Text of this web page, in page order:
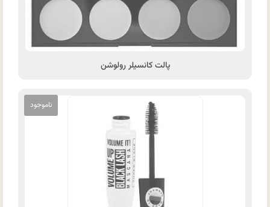
پالت کانسیلر رولوشن